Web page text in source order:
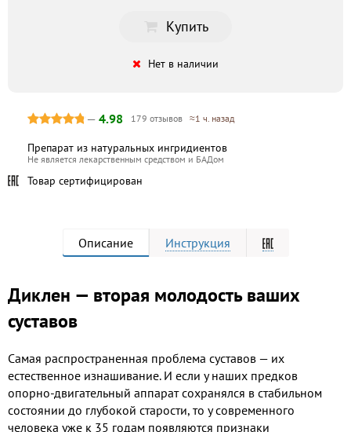
Купить
Нет в наличии
— 4.98 179 отзывов ≈1 ч. назад
Препарат из натуральных ингридиентов
Не является лекарственным средством и БАДом
Товар сертифицирован
Описание Инструкция
Диклен — вторая молодость ваших
суставов
Самая распространенная проблема суставов — их
естественное изнашивание. И если у наших предков
опорно-двигательный аппарат сохранялся в стабильном
состоянии до глубокой старости, то у современного
человека уже к 35 годам появляются признаки